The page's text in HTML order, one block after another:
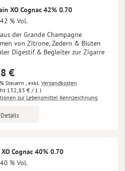
XO Cognac 42% 0.70
42 % Vol.
der Grande Champagne
von Zitrone, Zedern & Blüten
Digestif & Begleiter zur Zigarre
€
Steuern exkl. Versandkosten
132,83 € / 1 l
zur Lebensmittel Kennzeichnung
Details
Cognac 40% 0.70
40 % Vol.